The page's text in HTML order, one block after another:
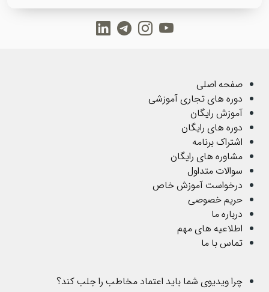
صفحه اصلی
دوره های تجاری آموزشی
آموزش رایگان
دوره های رایگان
اشتراک برنامه
مشاوره های رایگان
سوالات متداول
درخواست آموزش خاص
حریم خصوصی
درباره ما
اطلاعیه های مهم
تماس با ما
چرا ویدیوی شما باید اعتماد مخاطب را جلب کند؟